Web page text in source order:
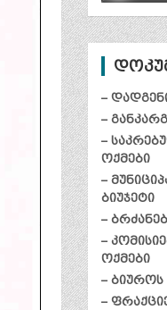
–
–
–
ოქმები
–
ბიუჯეტი
–
–
ოქმები
– ბიუროს
–